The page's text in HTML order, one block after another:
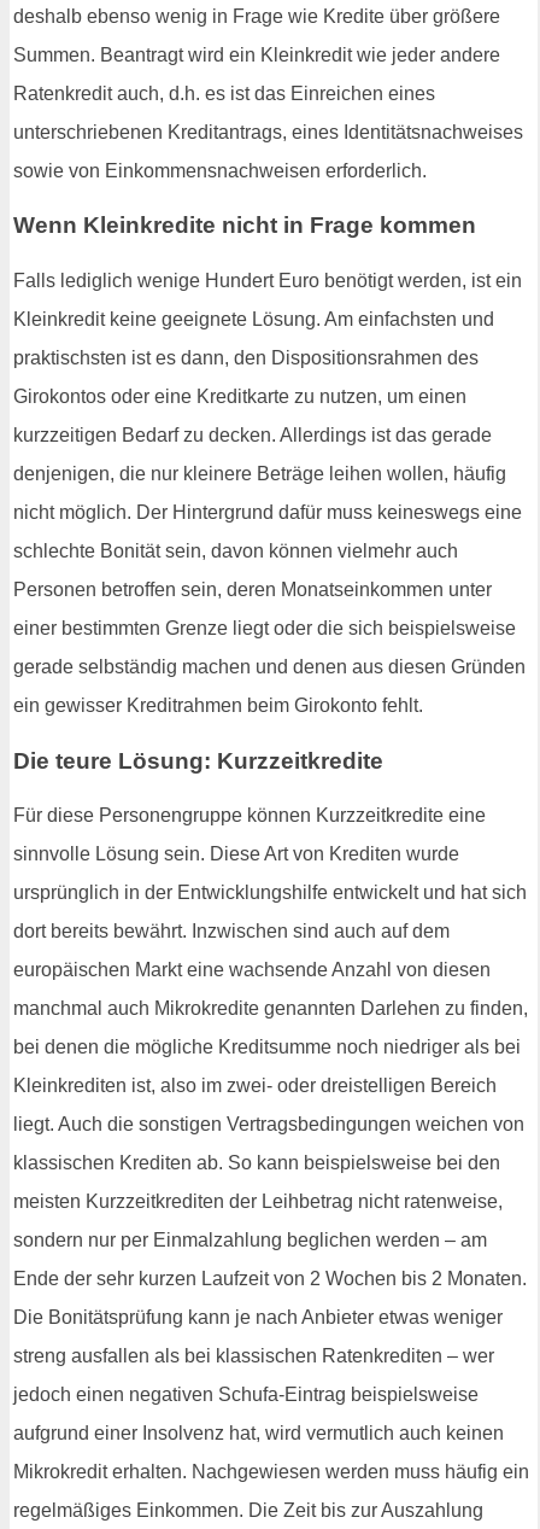
deshalb ebenso wenig in Frage wie Kredite über größere
Summen. Beantragt wird ein Kleinkredit wie jeder andere
Ratenkredit auch, d.h. es ist das Einreichen eines
unterschriebenen Kreditantrags, eines Identitätsnachweises
sowie von Einkommensnachweisen erforderlich.
Wenn Kleinkredite nicht in Frage kommen
Falls lediglich wenige Hundert Euro benötigt werden, ist ein
Kleinkredit keine geeignete Lösung. Am einfachsten und
praktischsten ist es dann, den Dispositionsrahmen des
Girokontos oder eine Kreditkarte zu nutzen, um einen
kurzzeitigen Bedarf zu decken. Allerdings ist das gerade
denjenigen, die nur kleinere Beträge leihen wollen, häufig
nicht möglich. Der Hintergrund dafür muss keineswegs eine
schlechte Bonität sein, davon können vielmehr auch
Personen betroffen sein, deren Monatseinkommen unter
einer bestimmten Grenze liegt oder die sich beispielsweise
gerade selbständig machen und denen aus diesen Gründen
ein gewisser Kreditrahmen beim Girokonto fehlt.
Die teure Lösung: Kurzzeitkredite
Für diese Personengruppe können Kurzzeitkredite eine
sinnvolle Lösung sein. Diese Art von Krediten wurde
ursprünglich in der Entwicklungshilfe entwickelt und hat sich
dort bereits bewährt. Inzwischen sind auch auf dem
europäischen Markt eine wachsende Anzahl von diesen
manchmal auch Mikrokredite genannten Darlehen zu finden,
bei denen die mögliche Kreditsumme noch niedriger als bei
Kleinkrediten ist, also im zwei- oder dreistelligen Bereich
liegt. Auch die sonstigen Vertragsbedingungen weichen von
klassischen Krediten ab. So kann beispielsweise bei den
meisten Kurzzeitkrediten der Leihbetrag nicht ratenweise,
sondern nur per Einmalzahlung beglichen werden – am
Ende der sehr kurzen Laufzeit von 2 Wochen bis 2 Monaten.
Die Bonitätsprüfung kann je nach Anbieter etwas weniger
streng ausfallen als bei klassischen Ratenkrediten – wer
jedoch einen negativen Schufa-Eintrag beispielsweise
aufgrund einer Insolvenz hat, wird vermutlich auch keinen
Mikrokredit erhalten. Nachgewiesen werden muss häufig ein
regelmäßiges Einkommen. Die Zeit bis zur Auszahlung